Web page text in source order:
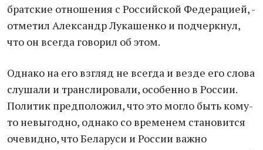
братские отношения с Российской Федерацией, -
отметил Александр Лукашенко и подчеркнул,
что он всегда говорил об этом.
Однако на его взгляд не всегда и везде его слова
слушали и транслировали, особенно в России.
Политик предположил, что это могло быть кому-
то невыгодно, однако со временем становится
очевидно, что Беларуси и России важно